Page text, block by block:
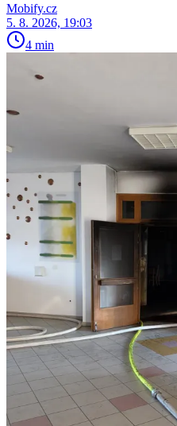
Mobify.cz
5. 8. 2026, 19:03
4 min